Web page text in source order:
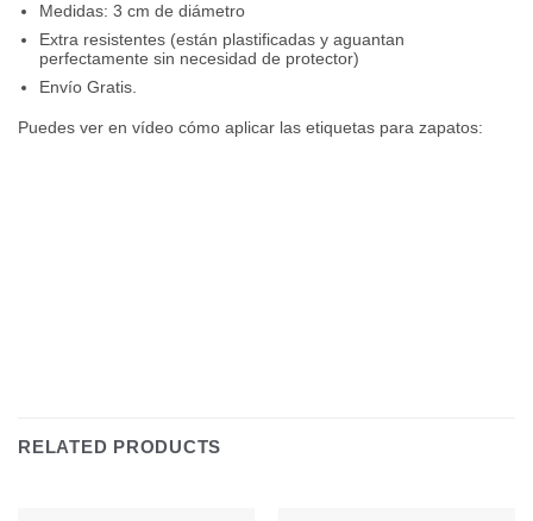
Medidas: 3 cm de diámetro
Extra resistentes (están plastificadas y aguantan
perfectamente sin necesidad de protector)
Envío Gratis.
Puedes ver en vídeo cómo aplicar las etiquetas para zapatos:
RELATED PRODUCTS